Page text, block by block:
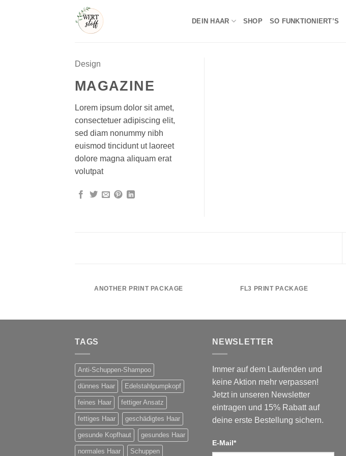
DEIN HAAR SHOP SO FUNKTIONIERT’S
Design
MAGAZINE
Lorem ipsum dolor sit amet,
consectetuer adipiscing elit,
sed diam nonummy nibh
euismod tincidunt ut laoreet
dolore magna aliquam erat
volutpat
ANOTHER PRINT PACKAGE FL3 PRINT PACKAGE
TAGS
Anti-Schuppen-Shampoo
dünnes Haar Edelstahlpumpkopf
feines Haar fettiger Ansatz
fettiges Haar geschädigtes Haar
gesunde Kopfhaut gesundes Haar
normales Haar Schuppen
NEWSLETTER
Immer auf dem Laufenden und
keine Aktion mehr verpassen!
Jetzt in unseren Newsletter
eintragen und 15% Rabatt auf
deine erste Bestellung sichern.
E-Mail*